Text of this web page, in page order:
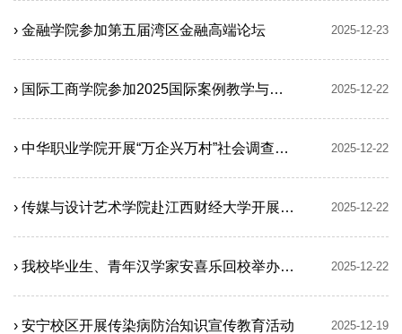
› 金融学院参加第五届湾区金融高端论坛 2025-12-23
› 国际工商学院参加2025国际案例教学与研究论坛 2025-12-22
› 中华职业学院开展“万企兴万村”社会调查行前培训 2025-12-22
› 传媒与设计艺术学院赴江西财经大学开展交流 2025-12-22
› 我校毕业生、青年汉学家安喜乐回校举办专题讲座 2025-12-22
› 安宁校区开展传染病防治知识宣传教育活动 2025-12-19